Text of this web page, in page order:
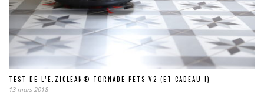
TEST DE L’E.ZICLEAN® TORNADE PETS V2 (ET CADEAU !)
13 mars 2018